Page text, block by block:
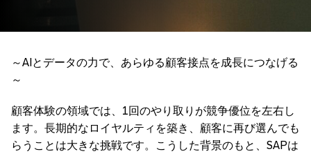
～AIとデータの力で、あらゆる顧客接点を成長につなげる
～
顧客体験の領域では、1回のやり取りが競争優位を左右し
ます。長期的なロイヤルティを築き、顧客に再び選んでも
らうことは大きな挑戦です。こうした背景のもと、SAPは